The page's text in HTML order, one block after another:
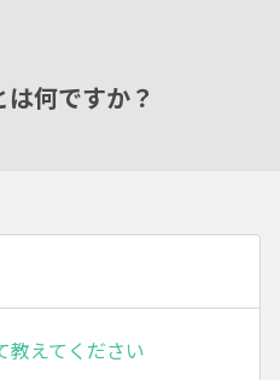
何ですか？
教えてください